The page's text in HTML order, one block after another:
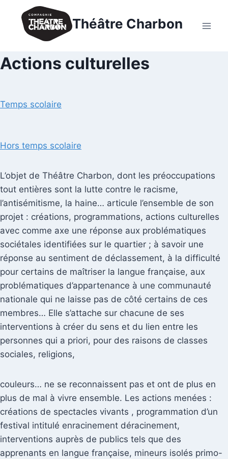
contenu
Théâtre Charbon
Actions culturelles
Temps scolaire
Hors temps scolaire
L’objet de Théâtre Charbon, dont les préoccupations
tout entières sont la lutte contre le racisme,
l’antisémitisme, la haine… articule l’ensemble de son
projet : créations, programmations, actions culturelles
avec comme axe une réponse aux problématiques
sociétales identifiées sur le quartier ; à savoir une
réponse au sentiment de déclassement, à la difficulté
pour certains de maîtriser la langue française, aux
problématiques d’appartenance à une communauté
nationale qui ne laisse pas de côté certains de ces
membres… Elle s’attache sur chacune de ses
interventions à créer du sens et du lien entre les
personnes qui a priori, pour des raisons de classes
sociales, religions,
couleurs… ne se reconnaissent pas et ont de plus en
plus de mal à vivre ensemble. Les actions menées :
créations de spectacles vivants , programmation d’un
festival intitulé enracinement déracinement,
interventions auprès de publics tels que des
apprenants en langue française, mineurs isolés primo-